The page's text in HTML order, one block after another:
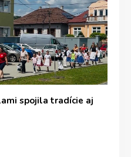
spojila tradície aj